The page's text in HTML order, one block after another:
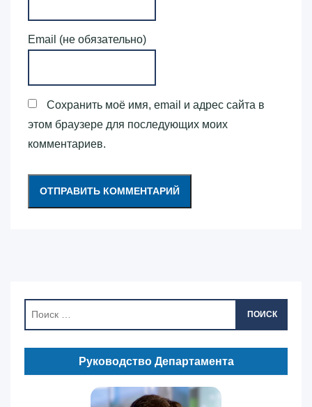
Email (не обязательно)
Сохранить моё имя, email и адрес сайта в
этом браузере для последующих моих
комментариев.
ПОИСК
Руководство Департамента